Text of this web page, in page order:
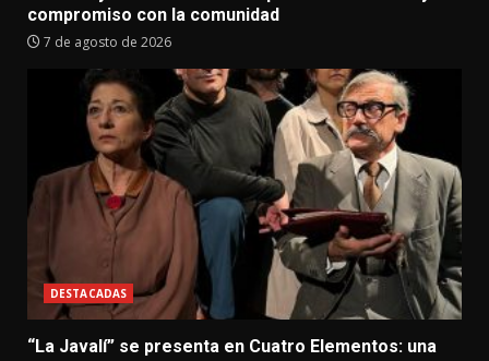
compromiso con la comunidad
7 de agosto de 2026
DESTACADAS
“La Javalí” se presenta en Cuatro Elementos: una